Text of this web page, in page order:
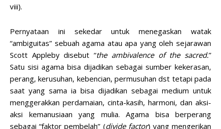
viii).
Pernyataan ini sekedar untuk menegaskan watak
“ambiguitas” sebuah agama atau apa yang oleh sejarawan
Scott Appleby disebut “the ambivalence of the sacred.”
Satu sisi agama bisa dijadikan sebagai sumber kekerasan,
perang, kerusuhan, kebencian, permusuhan dst tetapi pada
saat yang sama ia bisa dijadikan sebagai medium untuk
menggerakkan perdamaian, cinta-kasih, harmoni, dan aksi-
aksi kemanusiaan yang mulia. Agama bisa berperang
sebagai “faktor pembelah” (divide factor) yang mengerikan